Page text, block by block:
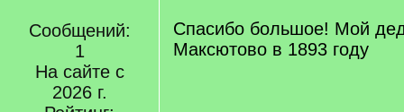
Сообщений:
1
На сайте с
2026 г.
Спасибо большое! Мой
Максютово в 1893 году